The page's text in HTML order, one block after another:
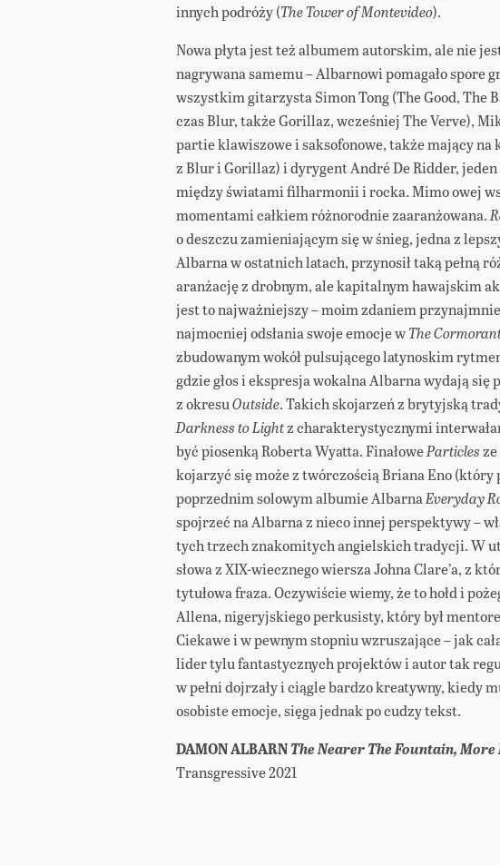
innych podróży (The Tower of Montevideo).
Nowa płyta jest też albumem autorskim, ale nie
nagrywana samemu – Albarnowi pomagało spore
wszystkim gitarzysta Simon Tong (The Good, The
czas Blur, także Gorillaz, wcześniej The Verve),
partie klawiszowe i saksofonowe, także mający na
z Blur i Gorillaz) i dyrygent André De Ridder,
między światami filharmonii i rocka. Mimo owej
momentami całkiem różnorodnie zaaranżowana.
o deszczu zamieniającym się w śnieg, jedna z
Albarna w ostatnich latach, przynosił taką pełną
aranżację z drobnym, ale kapitalnym hawajskim
jest to najważniejszy – moim zdaniem
najmocniej odsłania swoje emocje wThe
zbudowanym wokół pulsującego latynoskim
gdzie głos i ekspresja wokalna Albarna wydają się
z okresuOutside. Takich skojarzeń z brytyjską
Darkness to Lightz charakterystycznymi
być piosenką Roberta Wyatta. FinałoweParticles
kojarzyć się może z twórczością Briana Eno (który
poprzednim solowym albumie AlbarnaEveryday
spojrzeć na Albarna z nieco innej perspektywy –
tych trzech znakomitych angielskich tradycji. W
słowa z XIX-wiecznego wiersza Johna Clare’a, z
tytułowa fraza. Oczywiście wiemy, że to hołd i
Allena, nigeryjskiego perkusisty, który był
Ciekawe i w pewnym stopniu wzruszające – jak
lider tylu fantastycznych projektów i autor tak
w pełni dojrzały i ciągle bardzo kreatywny, kiedy
osobiste emocje, sięga jednak po cudzy tekst.
DAMON ALBARNThe Nearer The Fountain,
Transgressive 2021